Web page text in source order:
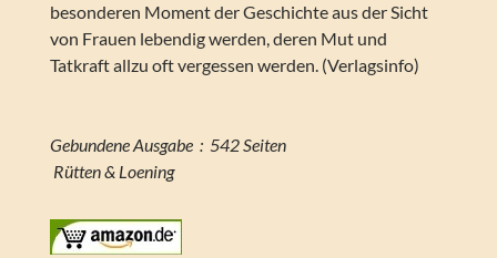
besonderen Moment der Geschichte aus der Sicht
von Frauen lebendig werden, deren Mut und
Tatkraft allzu oft vergessen werden. (Verlagsinfo)
Gebundene Ausgabe ‏ : ‎ 542 Seiten
‎ Rütten & Loening